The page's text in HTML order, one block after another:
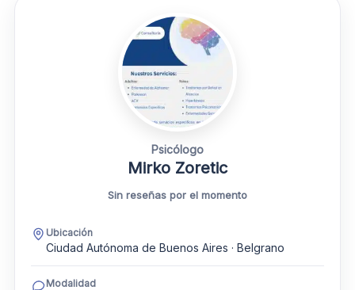
Psicólogo
Mirko Zoretic
Sin reseñas por el momento
Ubicación
Ciudad Autónoma de Buenos Aires · Belgrano
Modalidad